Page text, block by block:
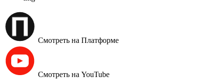
Смотреть на Платформе
Смотреть на YouTube